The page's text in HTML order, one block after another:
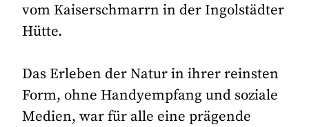
vom Kaiserschmarrn in der Ingolstädter
Hütte.
Das Erleben der Natur in ihrer reinsten
Form, ohne Handyempfang und soziale
Medien, war für alle eine prägende